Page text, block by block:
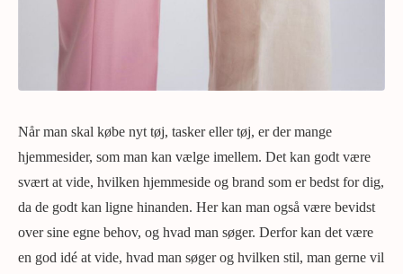
Når man skal købe nyt tøj, tasker eller tøj, er der mange
hjemmesider, som man kan vælge imellem. Det kan godt være
svært at vide, hvilken hjemmeside og brand som er bedst for dig,
da de godt kan ligne hinanden. Her kan man også være bevidst
over sine egne behov, og hvad man søger. Derfor kan det være
en god idé at vide, hvad man søger og hvilken stil, man gerne vil